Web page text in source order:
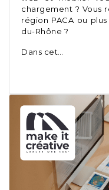
chargement ? Vous
région PACA ou
du-Rhône ?
Dans cet…